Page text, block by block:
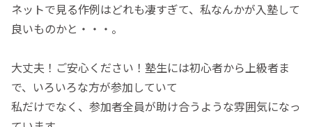
ネットで見る作例はどれも凄すぎて、私なんかが入塾して
良いものかと・・・。
大丈夫！ご安心ください！塾生には初心者から上級者ま
で、いろいろな方が参加していて
私だけでなく、参加者全員が助け合うような雰囲気になっ